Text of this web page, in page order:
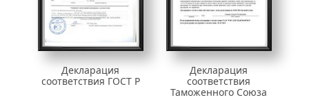
Декларация
соответствия ГОСТ Р
Декларация
соответствия
Таможенного Союза